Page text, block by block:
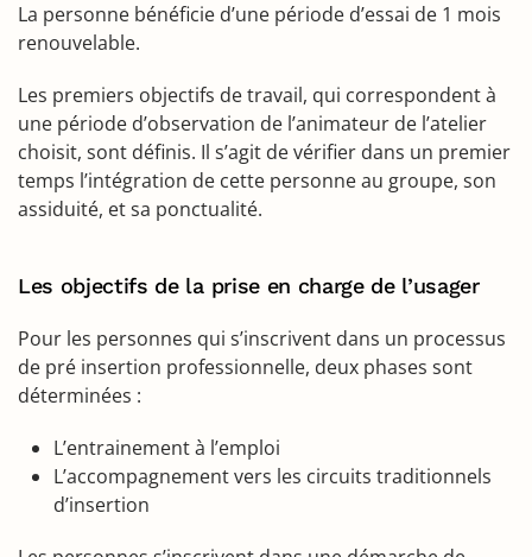
La personne bénéficie d’une période d’essai de 1 mois
renouvelable.
Les premiers objectifs de travail, qui correspondent à
une période d’observation de l’animateur de l’atelier
choisit, sont définis. Il s’agit de vérifier dans un premier
temps l’intégration de cette personne au groupe, son
assiduité, et sa ponctualité.
Les objectifs de la prise en charge de l’usager
Pour les personnes qui s’inscrivent dans un processus
de pré insertion professionnelle, deux phases sont
déterminées :
L’entrainement à l’emploi
L’accompagnement vers les circuits traditionnels
d’insertion